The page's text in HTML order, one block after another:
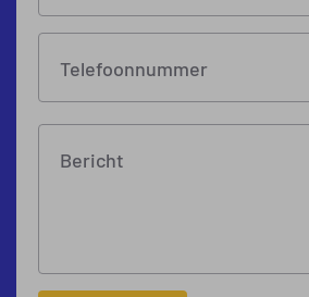
Telefoonnummer
Bericht